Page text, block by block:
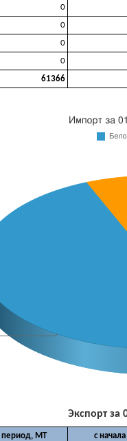
0
0
0
0
61366
Экспорт за
период, МТ
с